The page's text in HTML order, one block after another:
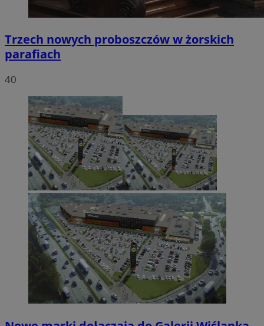
Trzech nowych proboszczów w żorskich
parafiach
40